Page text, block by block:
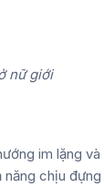
nữ giới
im lặng
chịu